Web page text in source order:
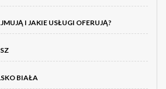
I JAKIE USŁUGI OFERUJĄ?
BIAŁA